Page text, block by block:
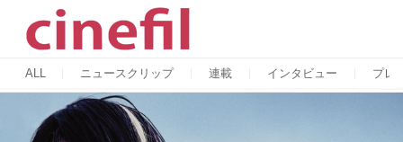
ALL ニュースクリップ 連載 インタビュー プレ